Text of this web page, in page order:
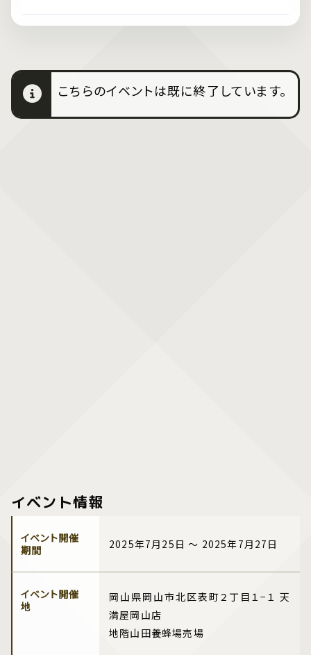
こちらのイベントは既に終了しています。
イベント情報
イベント開催
期間
2025年7月25日 ～ 2025年7月27日
イベント開催
地
岡山県岡山市北区表町２丁目１−１ 天
満屋岡山店
地階山田養蜂場売場